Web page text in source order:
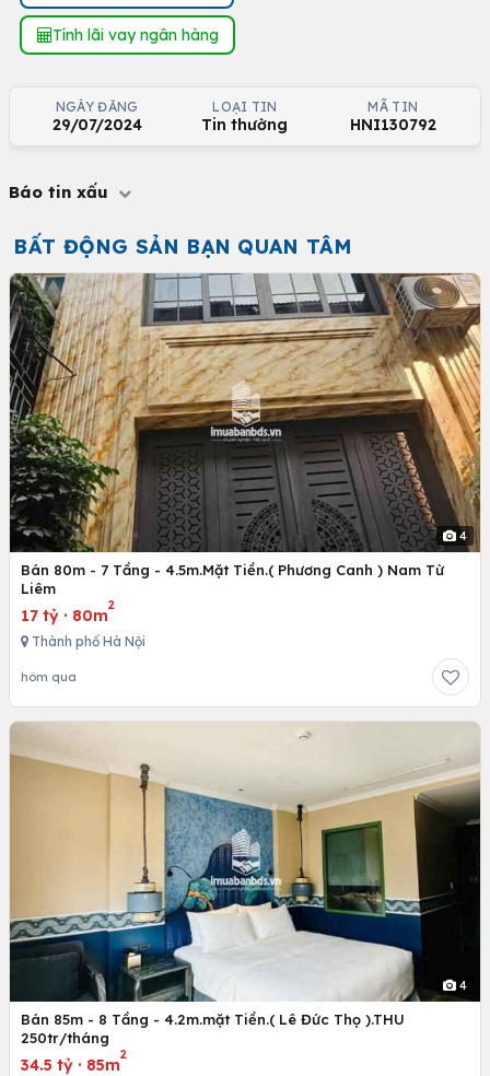
Tính lãi vay ngân hàng
NGÀY ĐĂNG
29/07/2024
LOẠI TIN
Tin thường
MÃ TIN
HNI130792
Báo tin xấu
BẤT ĐỘNG SẢN BẠN QUAN TÂM
4
Bán 80m - 7 Tầng - 4.5m.Mặt Tiền.( Phương Canh ) Nam Từ
Liêm
17 tỷ · 80m
2
Thành phố Hà Nội
hôm qua
4
Bán 85m - 8 Tầng - 4.2m.mặt Tiền.( Lê Đức Thọ ).THU
250tr/tháng
34.5 tỷ · 85m
2